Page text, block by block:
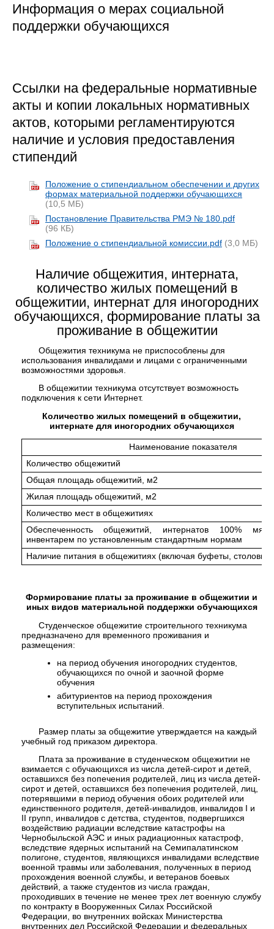
Информация о мерах социальной
поддержки обучающихся
Ссылки на федеральные нормативные
акты и копии локальных нормативных
актов, которыми регламентируются
наличие и условия предоставления
стипендий
Положение о стипендиальном обеспечении и других
формах материальной поддержки обучающихся
(10,5 МБ)
Постановление Правительства РМЭ № 180.pdf
(96 КБ)
Положение о стипендиальной комиссии.pdf (3,0 МБ)
Наличие общежития, интерната,
количество жилых помещений в
общежитии, интернат для иногородних
обучающихся, формирование платы за
проживание в общежитии
Общежития техникума не приспособлены для
использования инвалидами и лицами с ограниченными
возможностями здоровья.
В общежитии техникума отсутствует возможность
подключения к сети Интернет.
Количество жилых помещений в общежитии,
интернате для иногородних обучающихся
Наименование показателя
Количество общежитий
Общая площадь общежитий, м2
Жилая площадь общежитий, м2
Количество мест в общежитиях
Обеспеченность общежитий, интернатов 100%
инвентарем по установленным стандартным нормам
Наличие питания в общежитиях (включая буфеты,
Формирование платы за проживание в общежитии и
иных видов материальной поддержки обучающихся
Студенческое общежитие строительного техникума
предназначено для временного проживания и
размещения:
на период обучения иногородних студентов,
обучающихся по очной и заочной форме
обучения
абитуриентов на период прохождения
вступительных испытаний.
Размер платы за общежитие утверждается на каждый
учебный год приказом директора.
Плата за проживание в студенческом общежитии не
взимается с обучающихся из числа детей-сирот и детей,
оставшихся без попечения родителей, лиц из числа детей-
сирот и детей, оставшихся без попечения родителей, лиц,
потерявшими в период обучения обоих родителей или
единственного родителя, детей-инвалидов, инвалидов I и
II групп, инвалидов с детства, студентов, подвергшихся
воздействию радиации вследствие катастрофы на
Чернобыльской АЭС и иных радиационных катастроф,
вследствие ядерных испытаний на Семипалатинском
полигоне, студентов, являющихся инвалидами вследствие
военной травмы или заболевания, полученных в период
прохождения военной службы, и ветеранов боевых
действий, а также студентов из числа граждан,
проходивших в течение не менее трех лет военную службу
по контракту в Вооруженных Силах Российской
Федерации, во внутренних войсках Министерства
внутренних дел Российской Федерации и федеральных